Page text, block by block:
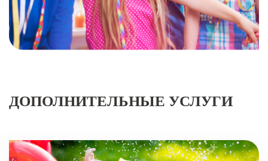
ДОПОЛНИТЕЛЬНЫЕ УСЛУГИ